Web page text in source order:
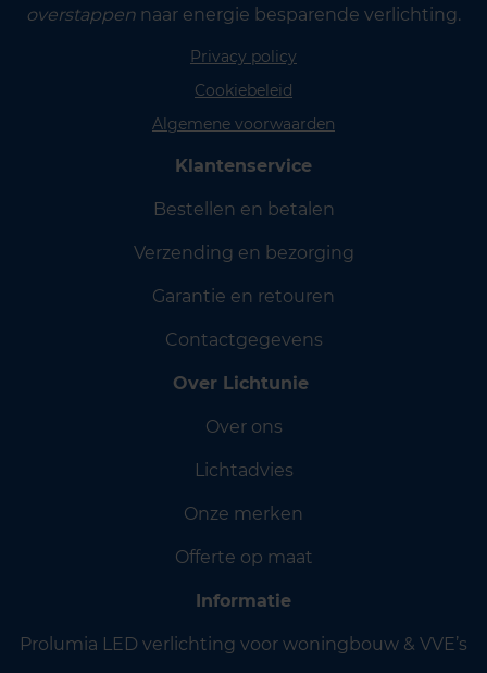
overstappen naar energie besparende verlichting.
Privacy policy
Cookiebeleid
Algemene voorwaarden
Klantenservice
Bestellen en betalen
Verzending en bezorging
Garantie en retouren
Contactgegevens
Over Lichtunie
Over ons
Lichtadvies
Onze merken
Offerte op maat
Informatie
Prolumia LED verlichting voor woningbouw & VVE’s